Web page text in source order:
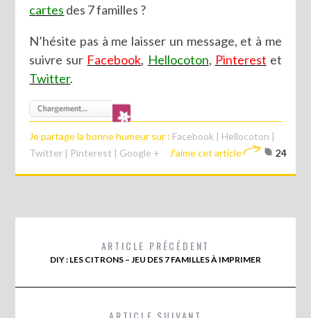
cartes des 7 familles ?
N’hésite pas à me laisser un message, et à me
suivre sur Facebook, Hellocoton, Pinterest et
Twitter.
Je partage la bonne humeur sur : Facebook | Hellocoton |
Twitter | Pinterest | Google + J'aime cet article 24
ARTICLE PRÉCÉDENT
DIY : LES CITRONS – JEU DES 7 FAMILLES À IMPRIMER